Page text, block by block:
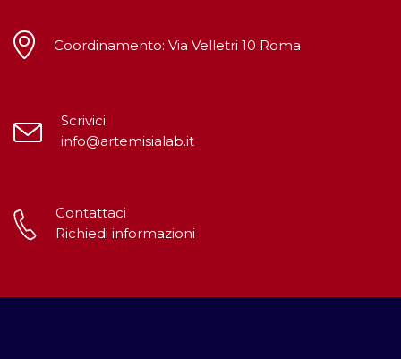
Coordinamento: Via Velletri 10 Roma
Scrivici
info@artemisialab.it
Contattaci
Richiedi informazioni